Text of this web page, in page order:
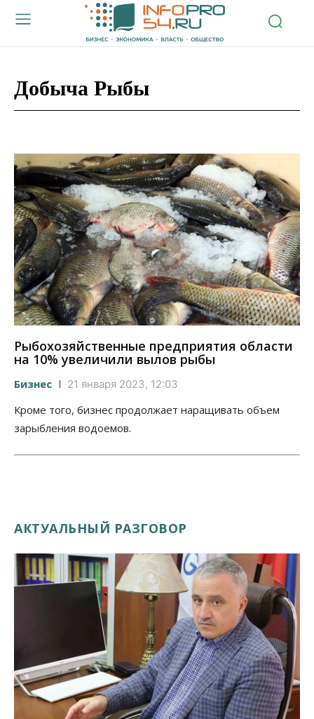
Добыча Рыбы
Рыбохозяйственные предприятия области
на 10% увеличили вылов рыбы
Бизнес 21 января 2023, 12:03
Кроме того, бизнес продолжает наращивать объем
зарыбления водоемов.
АКТУАЛЬНЫЙ РАЗГОВОР